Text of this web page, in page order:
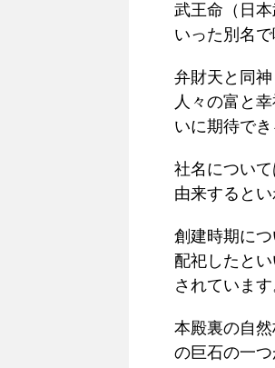
武王命（日
いった別名
弁財天と同
人々の富と
いに期待でき
社名につい
由来するとい
創建時期に
配祀したと
されています
本殿裏の自
の巨石の一